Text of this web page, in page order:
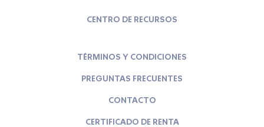
CENTRO DE RECURSOS
TÉRMINOS Y CONDICIONES
PREGUNTAS FRECUENTES
CONTACTO
CERTIFICADO DE RENTA